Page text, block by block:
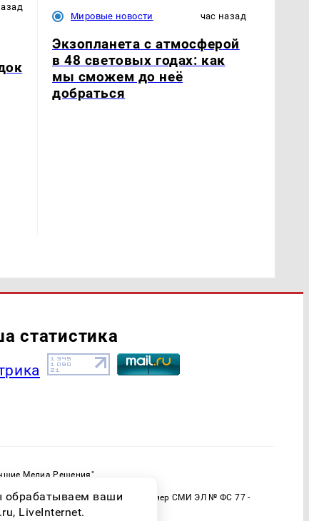
Мировые новости час назад
Экзопланета с атмосферой
в 48 световых годах: как
мы сможем до неё
добраться
статистика
Медиа Решения"
Регистрационный номер СМИ ЭЛ № ФС 77 -
обрабатываем ваши
LiveInternet.